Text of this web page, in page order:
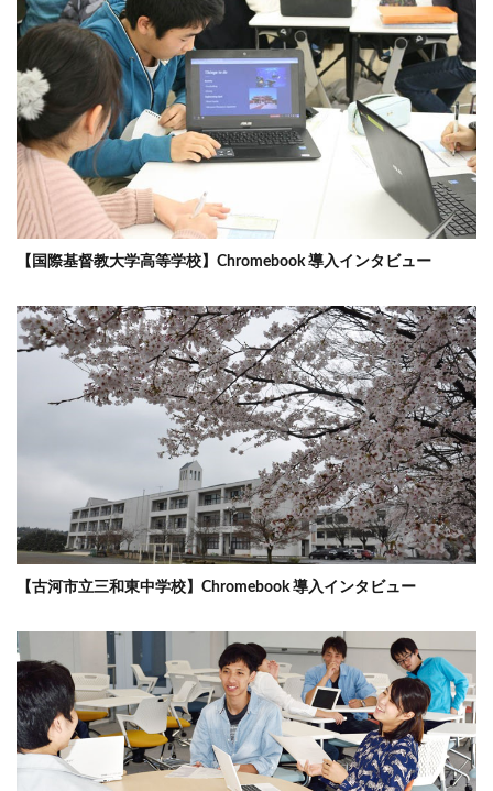
【国際基督教大学高等学校】Chromebook 導入インタビュー
【古河市立三和東中学校】Chromebook 導入インタビュー